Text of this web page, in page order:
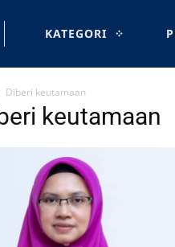
KATEGORI
Diberi keutamaan
keutamaan